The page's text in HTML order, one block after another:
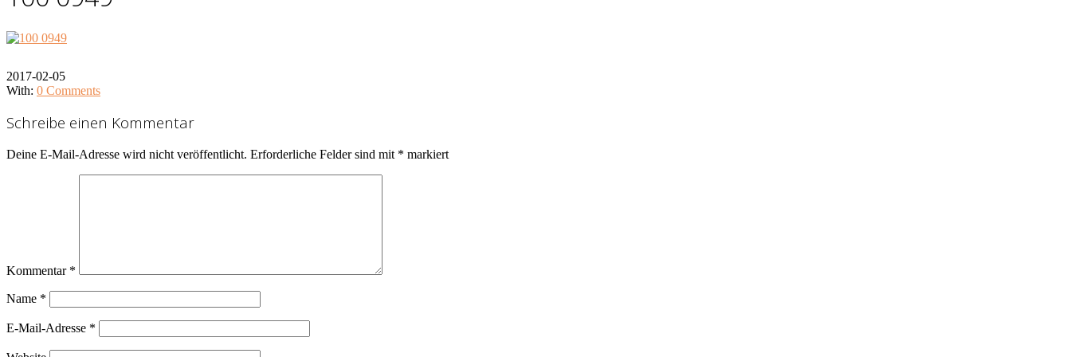
2017-02-05
With: 0 Comments
Schreibe einen Kommentar
Deine E-Mail-Adresse wird nicht veröffentlicht. Erforderliche Felder sind mit * markiert
Kommentar *
Name *
E-Mail-Adresse *